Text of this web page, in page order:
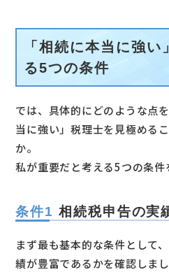
「相続に本当に強
る5つの条件
では、具体的にどのような点
当に強い」税理士を見極める
か。
私が重要だと考える5つの条件
条件1 相続税申告の実
まず最も基本的な条件として
績が豊富であるかを確認しまし